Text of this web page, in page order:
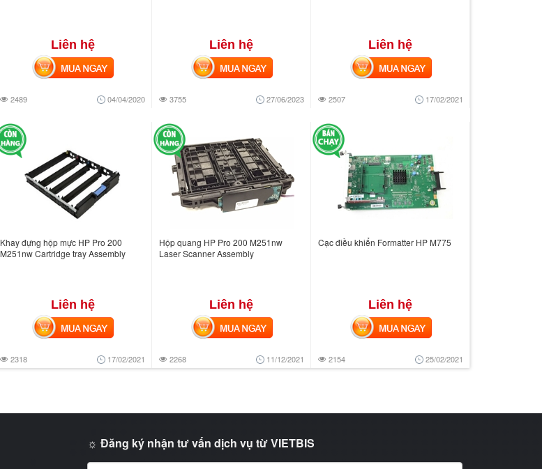
Liên hệ
2489 04/04/2020
MUA NGAY
Liên hệ
3755 27/06/2023
MUA NGAY
Liên hệ
2507 17/02/2021
MUA NGAY
Khay đựng hộp mực HP Pro 200
M251nw Cartridge tray Assembly
Liên hệ
2318 17/02/2021
MUA NGAY
Hộp quang HP Pro 200 M251nw
Laser Scanner Assembly
Liên hệ
2268 11/12/2021
MUA NGAY
Cạc điều khiển Formatter HP M775
Liên hệ
2154 25/02/2021
MUA NGAY
☼ Đăng ký nhận tư vấn dịch vụ từ VIETBIS